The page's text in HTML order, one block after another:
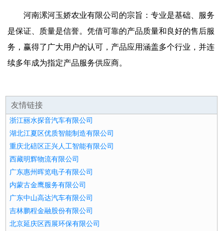
河南漯河玉娇农业有限公司的宗旨：专业是基础、服务
是保证、质量是信誉。凭借可靠的产品质量和良好的售后服
务，赢得了广大用户的认可，产品应用涵盖多个行业，并连
续多年成为指定产品服务供应商。
友情链接
浙江丽水探音汽车有限公司
湖北江夏区优质智能制造有限公司
重庆北碚区正兴人工智能有限公司
西藏明辉物流有限公司
广东惠州晖览电子有限公司
内蒙古金鹰服务有限公司
广东中山高达汽车有限公司
吉林鹏程金融股份有限公司
北京延庆区西展环保有限公司